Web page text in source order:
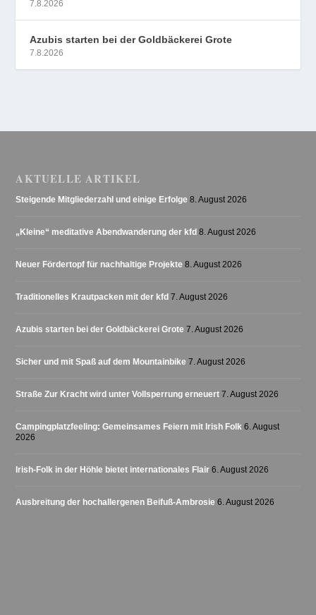
7.8.2026
Azubis starten bei der Goldbäckerei Grote
7.8.2026
AKTUELLE ARTIKEL
Steigende Mitgliederzahl und einige Erfolge 8. August 2026
„Kleine“ meditative Abendwanderung der kfd 8. August 2026
Neuer Fördertopf für nachhaltige Projekte 8. August 2026
Traditionelles Krautpacken mit der kfd 7. August 2026
Azubis starten bei der Goldbäckerei Grote 7. August 2026
Sicher und mit Spaß auf dem Mountainbike 7. August 2026
Straße Zur Kracht wird unter Vollsperrung erneuert 7. August 2026
Campingplatzfeeling: Gemeinsames Feiern mit Irish Folk 6. August
2026
Irish-Folk in der Höhle bietet internationales Flair 6. August 2026
Ausbreitung der hochallergenen Beifuß-Ambrosie 6. August 2026